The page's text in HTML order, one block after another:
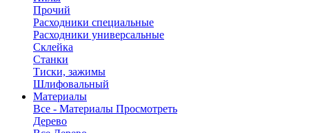
Прочий
Расходники специальные
Расходники универсальные
Склейка
Станки
Тиски, зажимы
Шлифовальный
Материалы
Все - Материалы Просмотреть
Дерево